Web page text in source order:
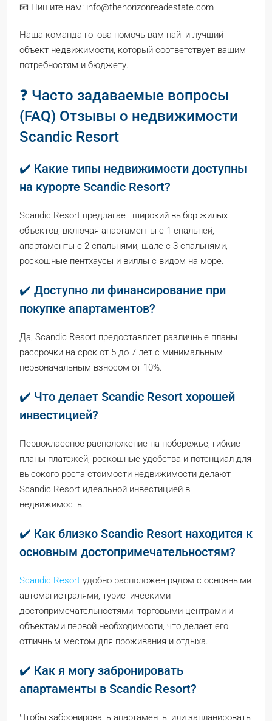
📧 Пишите нам: info@thehorizonreadestate.com
Наша команда готова помочь вам найти лучший
объект недвижимости, который соответствует вашим
потребностям и бюджету.
❓ Часто задаваемые вопросы
(FAQ) Отзывы о недвижимости
Scandic Resort
✔️ Какие типы недвижимости доступны
на курорте Scandic Resort?
Scandic Resort предлагает широкий выбор жилых
объектов, включая апартаменты с 1 спальней,
апартаменты с 2 спальнями, шале с 3 спальнями,
роскошные пентхаусы и виллы с видом на море.
✔️ Доступно ли финансирование при
покупке апартаментов?
Да, Scandic Resort предоставляет различные планы
рассрочки на срок от 5 до 7 лет с минимальным
первоначальным взносом от 10%.
✔️ Что делает Scandic Resort хорошей
инвестицией?
Первоклассное расположение на побережье, гибкие
планы платежей, роскошные удобства и потенциал для
высокого роста стоимости недвижимости делают
Scandic Resort идеальной инвестицией в
недвижимость.
✔️ Как близко Scandic Resort находится к
основным достопримечательностям?
Scandic Resort удобно расположен рядом с основными
автомагистралями, туристическими
достопримечательностями, торговыми центрами и
объектами первой необходимости, что делает его
отличным местом для проживания и отдыха.
✔️ Как я могу забронировать
апартаменты в Scandic Resort?
Чтобы забронировать апартаменты или запланировать